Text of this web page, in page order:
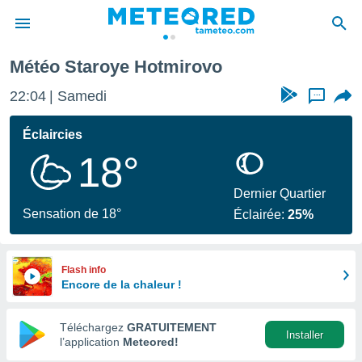
de
en
Météo Staroye Hotmirovo
22:04 Samedi ...
Éclaircies
18°
Sensation de 18°
Dernier Quartier
Éclairée:25%
Flash info
Encore de la chaleur !
Téléchargez GRATUITEMENT
l’application Meteored!
Installer